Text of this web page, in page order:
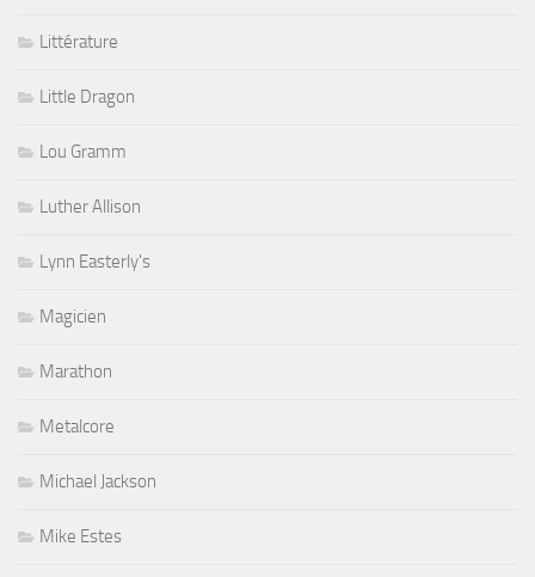
Littérature
Little Dragon
Lou Gramm
Luther Allison
Lynn Easterly's
Magicien
Marathon
Metalcore
Michael Jackson
Mike Estes